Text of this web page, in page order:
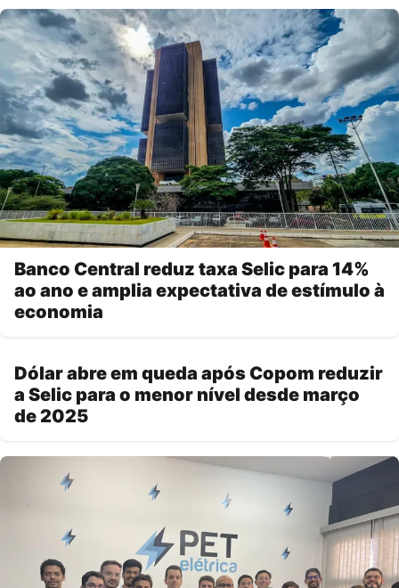
Banco Central reduz taxa Selic para 14%
ao ano e amplia expectativa de estímulo à
economia
Dólar abre em queda após Copom reduzir
a Selic para o menor nível desde março
de 2025